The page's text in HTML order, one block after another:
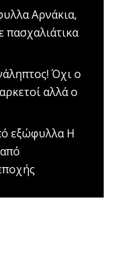
Αρνάκια,
πασχαλιάτικα
Όχι ο
αλλά ο
εξώφυλλαΗ